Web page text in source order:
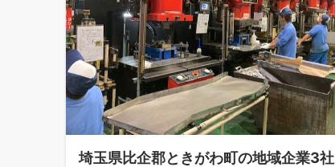
埼玉県比企郡ときがわ町の地域企業3社